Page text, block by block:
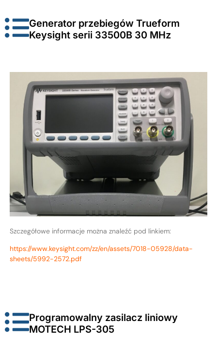
Generator przebiegów Trueform
Keysight serii 33500B 30 MHz
Szczegółowe informacje można znaleźć pod linkiem:
https://www.keysight.com/zz/en/assets/7018-05928/data-
sheets/5992-2572.pdf
Programowalny zasilacz liniowy
MOTECH LPS-305